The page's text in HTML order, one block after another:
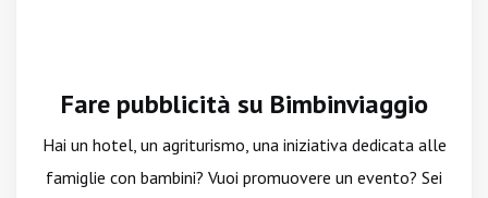
Fare pubblicità su Bimbinviaggio
Hai un hotel, un agriturismo, una iniziativa dedicata alle
famiglie con bambini? Vuoi promuovere un evento? Sei